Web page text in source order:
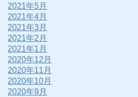
2021年5月
2021年4月
2021年3月
2021年2月
2021年1月
2020年12月
2020年11月
2020年10月
2020年9月